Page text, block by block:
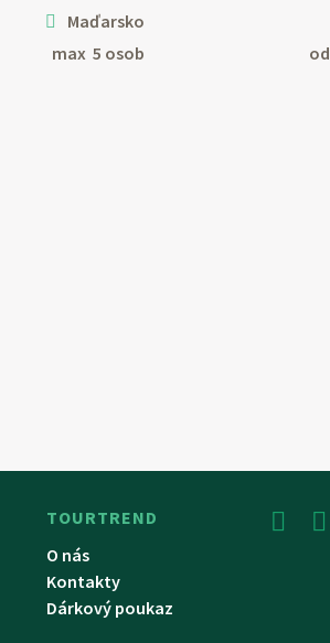
Maďarsko
max 5 osob
od
TOURTREND
O nás
Kontakty
Dárkový poukaz